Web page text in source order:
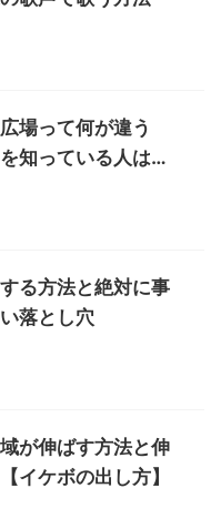
場って何が違う
知っている人は…
る方法と絶対に事
落とし穴
が伸ばす方法と伸
イケボの出し方】